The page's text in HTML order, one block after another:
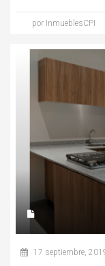
por InmueblesCPI
17 septiembre,